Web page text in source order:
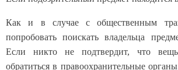
Как и в случае с общественным
попробовать поискать владельца
Если никто не подтвердит, что
обратиться в правоохранительные